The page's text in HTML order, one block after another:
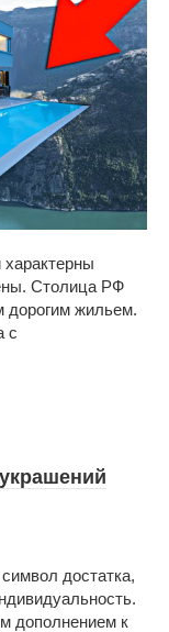
Столица РФ
дорогим жильем.
с
достатка,
дополнением к